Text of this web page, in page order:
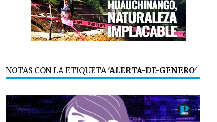
NOTAS CON LA ETIQUETA 'ALERTA-DE-GENERO'